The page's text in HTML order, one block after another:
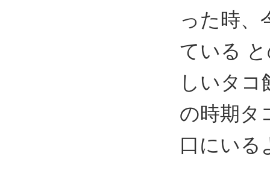
った時、
ている
しいタコ
の時期タ
口にいる